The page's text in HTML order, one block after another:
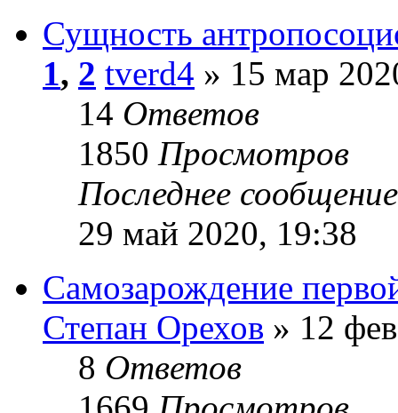
Сущность
1, 2 tverd4 » 15 мар
14 Ответов
1850 Просмотров
Последнее
29 май 2020, 19:38
Самозарождение
Степан Орехов » 12
8 Ответов